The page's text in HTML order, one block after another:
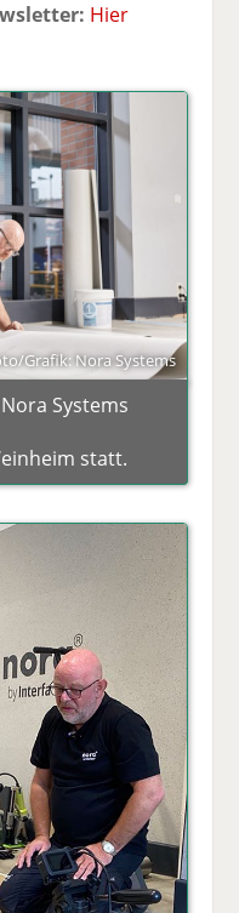
Hier
Grafik: Nora Systems
Systems
statt.